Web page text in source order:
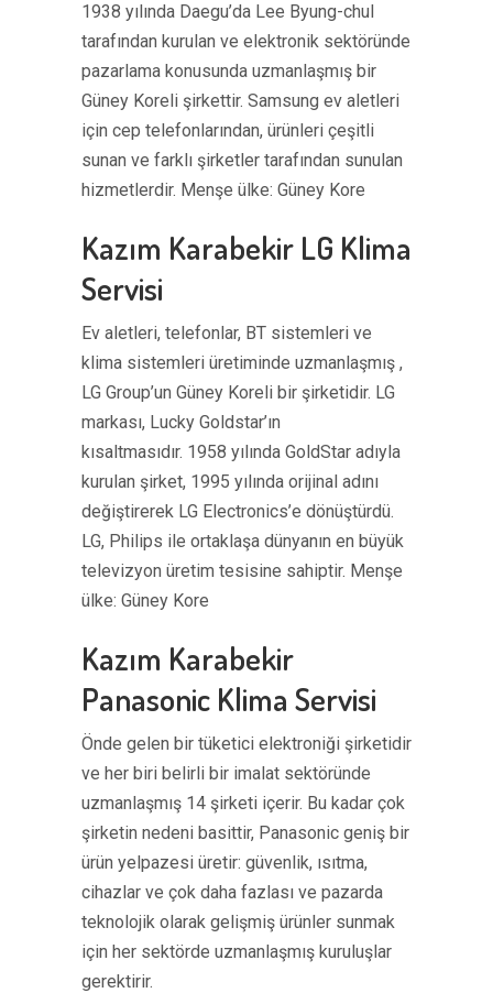
1938 yılında Daegu’da Lee Byung-chul
tarafından kurulan ve elektronik sektöründe
pazarlama konusunda uzmanlaşmış bir
Güney Koreli şirkettir. Samsung ev aletleri
için cep telefonlarından, ürünleri çeşitli
sunan ve farklı şirketler tarafından sunulan
hizmetlerdir. Menşe ülke: Güney Kore
Kazım Karabekir LG Klima
Servisi
Ev aletleri, telefonlar, BT sistemleri ve
klima sistemleri üretiminde uzmanlaşmış ,
LG Group’un Güney Koreli bir şirketidir. LG
markası, Lucky Goldstar’ın
kısaltmasıdır. 1958 yılında GoldStar adıyla
kurulan şirket, 1995 yılında orijinal adını
değiştirerek LG Electronics’e dönüştürdü.
LG, Philips ile ortaklaşa dünyanın en büyük
televizyon üretim tesisine sahiptir. Menşe
ülke: Güney Kore
Kazım Karabekir
Panasonic Klima Servisi
Önde gelen bir tüketici elektroniği şirketidir
ve her biri belirli bir imalat sektöründe
uzmanlaşmış 14 şirketi içerir. Bu kadar çok
şirketin nedeni basittir, Panasonic geniş bir
ürün yelpazesi üretir: güvenlik, ısıtma,
cihazlar ve çok daha fazlası ve pazarda
teknolojik olarak gelişmiş ürünler sunmak
için her sektörde uzmanlaşmış kuruluşlar
gerektirir.